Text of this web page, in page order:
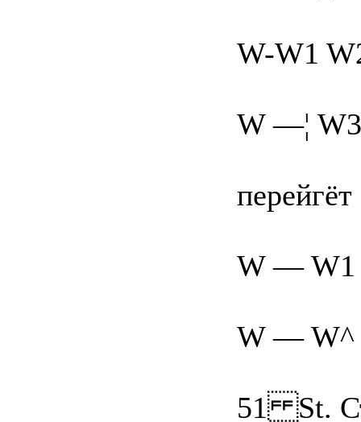
W-W1
W —¦
W —
W — W^
51 St.